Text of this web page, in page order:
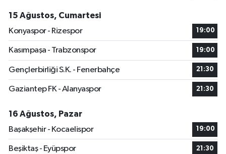
15 Ağustos, Cumartesi
Konyaspor - Rizespor
19:00
Kasımpaşa - Trabzonspor 19:00
Gençlerbirliği S.K. - Fenerbahçe 21:30
Gaziantep FK - Alanyaspor 21:30
16 Ağustos, Pazar
Başakşehir - Kocaelispor
19:00
Beşiktaş - Eyüpspor 21:30